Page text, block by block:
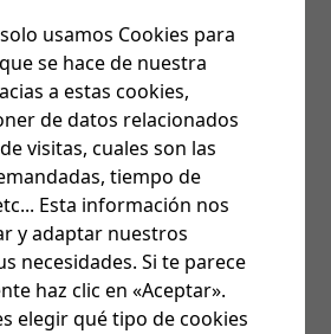
BC216
versión de Firmware...
2023
caducada Parsoft
usamos Cookies para
se hace de nuestra
a estas cookies,
de datos relacionados
visitas, cuales son las
tiempo de
Esta información nos
y adaptar nuestros
necesidades. Si te parece
haz clic en «Aceptar».
elegir qué tipo de cookies